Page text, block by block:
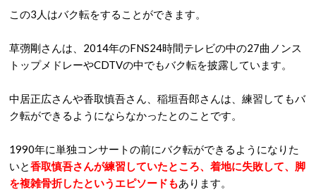
この3人はバク転をすることができます。
草彅剛さんは、2014年のFNS24時間テレビの中の27曲ノンス
トップメドレーやCDTVの中でもバク転を披露しています。
中居正広さんや香取慎吾さん、稲垣吾郎さんは、練習してもバ
ク転ができるようにならなかったとのことです。
1990年に単独コンサートの前にバク転ができるようになりた
いと香取慎吾さんが練習していたところ、着地に失敗して、脚
を複雑骨折したというエピソードもあります。